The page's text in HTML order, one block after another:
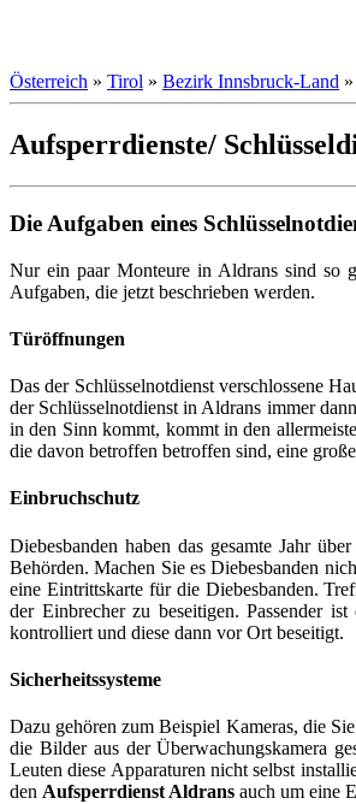
Österreich » Tirol » Bezirk Innsbruck-Land »
Aufsperrdienste/
Die Aufgaben eines
Nur ein paar Monteure in Aldrans sind so
Aufgaben, die jetzt beschrieben werden.
Türöffnungen
Das der Schlüsselnotdienst verschlossene
der Schlüsselnotdienst in Aldrans immer
in den Sinn kommt, kommt in den
die davon betroffen betroffen sind, eine
Einbruchschutz
Diebesbanden haben das gesamte Jahr
Behörden. Machen Sie es Diebesbanden
eine Eintrittskarte für die Diebesbanden.
der Einbrecher zu beseitigen. Passender
kontrolliert und diese dann vor Ort beseitigt.
Sicherheitssysteme
Dazu gehören zum Beispiel Kameras, die
die Bilder aus der Überwachungskamera
Leuten diese Apparaturen nicht selbst
den Aufsperrdienst Aldrans auch um eine